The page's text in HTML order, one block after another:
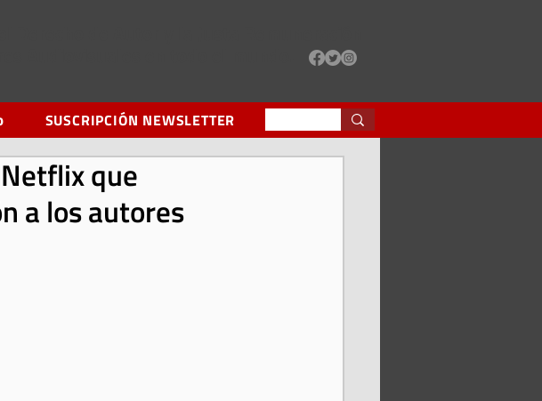
SUSCRIPCIÓN NEWSLETTER
que
a los autores